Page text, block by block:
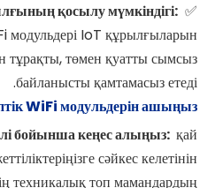
✅
қосылу мүмкіндігі:
модульдері IoT құрылғыларын
тұрақты, төмен қуатты сымсыз
байланысты қамтамасыз етеді.
WiFi модульдерін ашыңыз
бойынша кеңес алыңыз: қай
сәйкес келетінін
техникалық топ мамандардың